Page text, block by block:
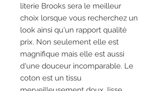
literie Brooks sera le meilleur
choix lorsque vous recherchez un
look ainsi qu'un rapport qualité
prix. Non seulement elle est
magnifique mais elle est aussi
d'une douceur incomparable. Le
coton est un tissu